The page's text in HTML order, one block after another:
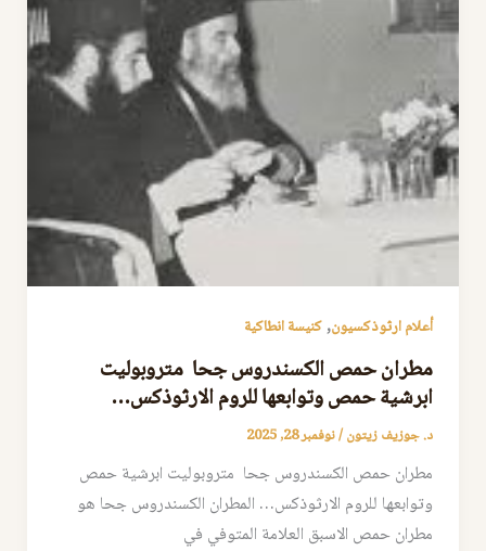
أعلام ارثوذكسيون,كنيسة انطاكية
مطران حمص الكسندروس جحا متروبوليت
ابرشية حمص وتوابعها للروم الارثوذكس…
د. جوزيف زيتون/نوفمبر 28, 2025
مطران حمص الكسندروس جحا متروبوليت ابرشية حمص
وتوابعها للروم الارثوذكس… المطران الكسندروس جحا هو
مطران حمص الاسبق العلامة المتوفي في